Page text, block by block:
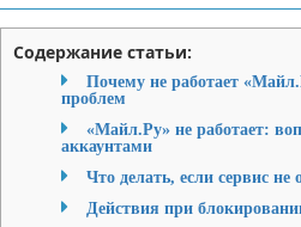
Содержание статьи:
Почему не работает
проблем
«Майл.Ру» не работает:
аккаунтами
Что делать, если сервис не
Действия при